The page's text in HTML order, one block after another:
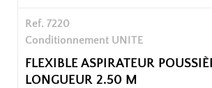
Ref. 7220
Conditionnement UNITE
FLEXIBLE ASPIRATEUR
LONGUEUR 2.50 M